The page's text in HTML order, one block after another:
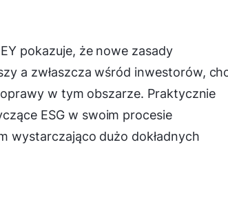
pokazuje, że nowe zasady
a zwłaszcza wśród inwestorów,
w tym obszarze. Praktycznie
ESG w swoim procesie
wystarczająco dużo dokładnych